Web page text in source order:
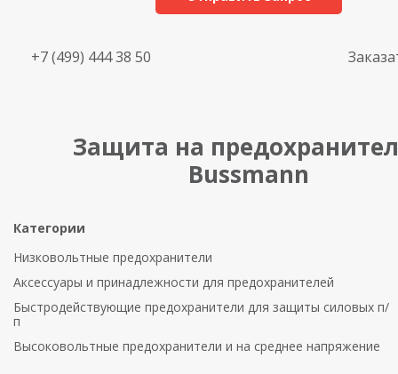
+7 (499) 444 38 50
Защита на
Bussmann
Категории
Низковольтные предохранители
Аксессуары и принадлежности для предохранителей
Быстродействующие предохранители для защиты силовых п/
п
Высоковольтные предохранители и на среднее напряжение